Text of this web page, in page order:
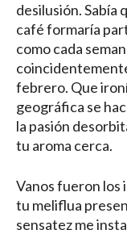
desilusión. Sabía
café formaría
como cada
febrero. Que
geográfica se
la pasión
tu aroma cerca.
Vanos fueron
tu meliflua
sensatez me